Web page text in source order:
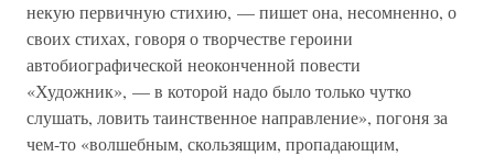
некую первичную стихию, — пишет она, несомненно, о
своих стихах, говоря о творчестве героини
автобиографической неоконченной повести
«Художник», — в которой надо было только чутко
слушать, ловить таинственное направление», погоня за
чем-то «волшебным, скользящим, пропадающим,